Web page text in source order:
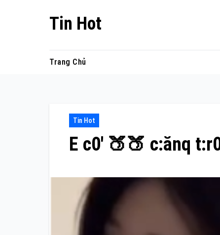
Tin Hot
Trang Chủ
Tin Hot
E c0′ 🍑🍑 c:ănq